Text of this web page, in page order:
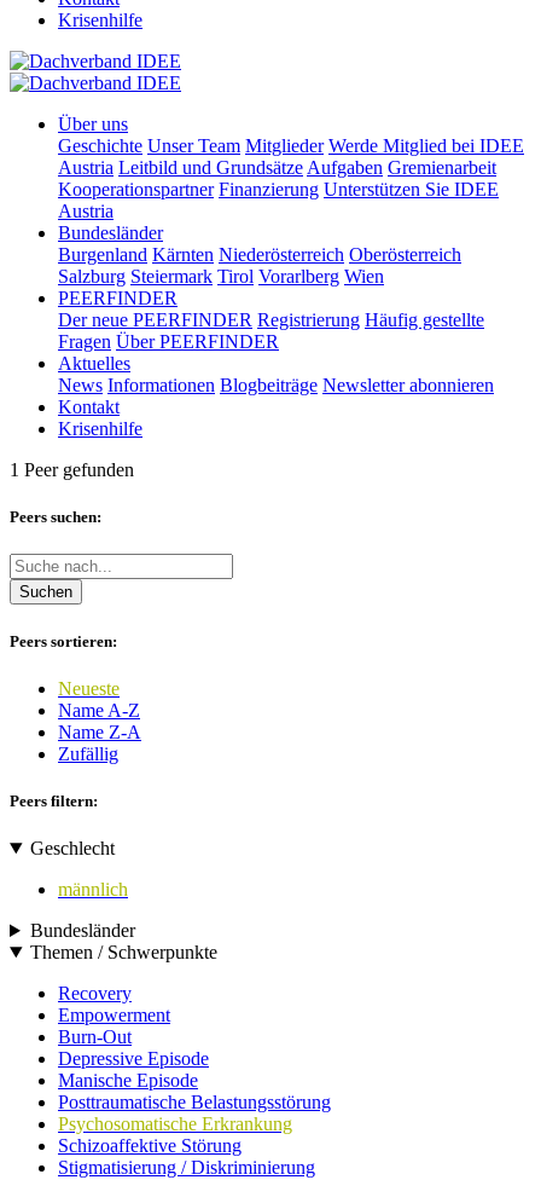
Krisenhilfe
Über uns
Geschichte Unser Team Mitglieder Werde Mitglied bei IDEE
Austria Leitbild und Grundsätze Aufgaben Gremienarbeit
Kooperationspartner Finanzierung Unterstützen Sie IDEE
Austria
Bundesländer
Burgenland Kärnten Niederösterreich Oberösterreich
Salzburg Steiermark Tirol Vorarlberg Wien
PEERFINDER
Der neue PEERFINDER Registrierung Häufig gestellte
Fragen Über PEERFINDER
Aktuelles
News Informationen Blogbeiträge Newsletter abonnieren
Kontakt
Krisenhilfe
1 Peer gefunden
Peers suchen:
Suchen
Peers sortieren:
Neueste
Name A-Z
Name Z-A
Zufällig
Peers filtern:
Geschlecht
männlich
Bundesländer
Themen / Schwerpunkte
Recovery
Empowerment
Burn-Out
Depressive Episode
Manische Episode
Posttraumatische Belastungsstörung
Psychosomatische Erkrankung
Schizoaffektive Störung
Stigmatisierung / Diskriminierung